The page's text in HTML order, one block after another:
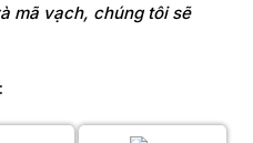
mã vạch, chúng tôi sẽ